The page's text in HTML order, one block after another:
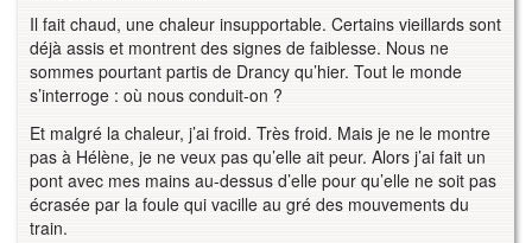
Il fait chaud, une chaleur insupportable. Certains vieillards sont
déjà assis et montrent des signes de faiblesse. Nous ne
sommes pourtant partis de Drancy qu’hier. Tout le monde
s’interroge : où nous conduit-on ?
Et malgré la chaleur, j’ai froid. Très froid. Mais je ne le montre
pas à Hélène, je ne veux pas qu’elle ait peur. Alors j’ai fait un
pont avec mes mains au-dessus d’elle pour qu’elle ne soit pas
écrasée par la foule qui vacille au gré des mouvements du
train.